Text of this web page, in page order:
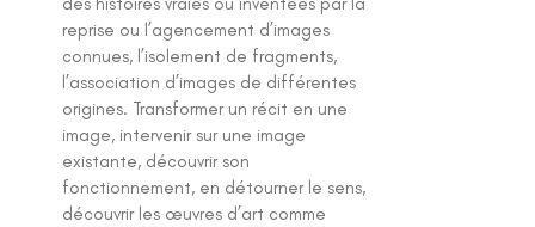
reprise ou l’agencement d’images
connues, l’isolement de fragments,
l’association d’images de différentes
origines. Transformer un récit en une
image, intervenir sur une image
existante, découvrir son
fonctionnement, en détourner le sens,
découvrir les œuvres d’art comme